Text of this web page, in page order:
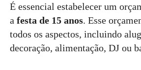
É essencial estabelecer um
a festa de 15 anos. Esse
todos os aspectos, incluindo
decoração, alimentação, DJ ou